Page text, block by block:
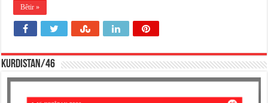
Bêtir »
KURDISTAN/46